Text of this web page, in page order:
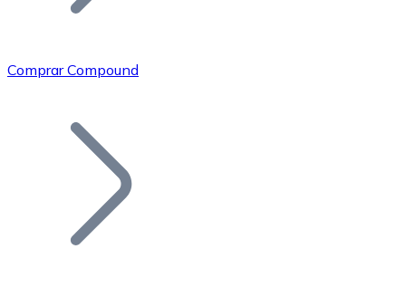
Bitcoin
Comprar Compound